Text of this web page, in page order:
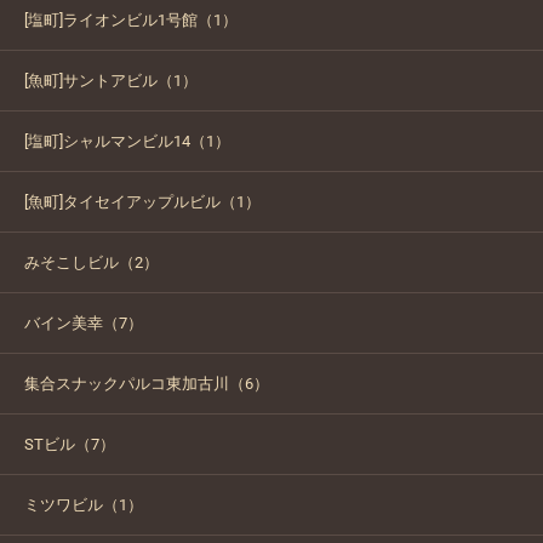
[塩町]ライオンビル1号館（1）
[魚町]サントアビル（1）
[塩町]シャルマンビル14（1）
[魚町]タイセイアップルビル（1）
みそこしビル（2）
バイン美幸（7）
集合スナックパルコ東加古川（6）
STビル（7）
ミツワビル（1）